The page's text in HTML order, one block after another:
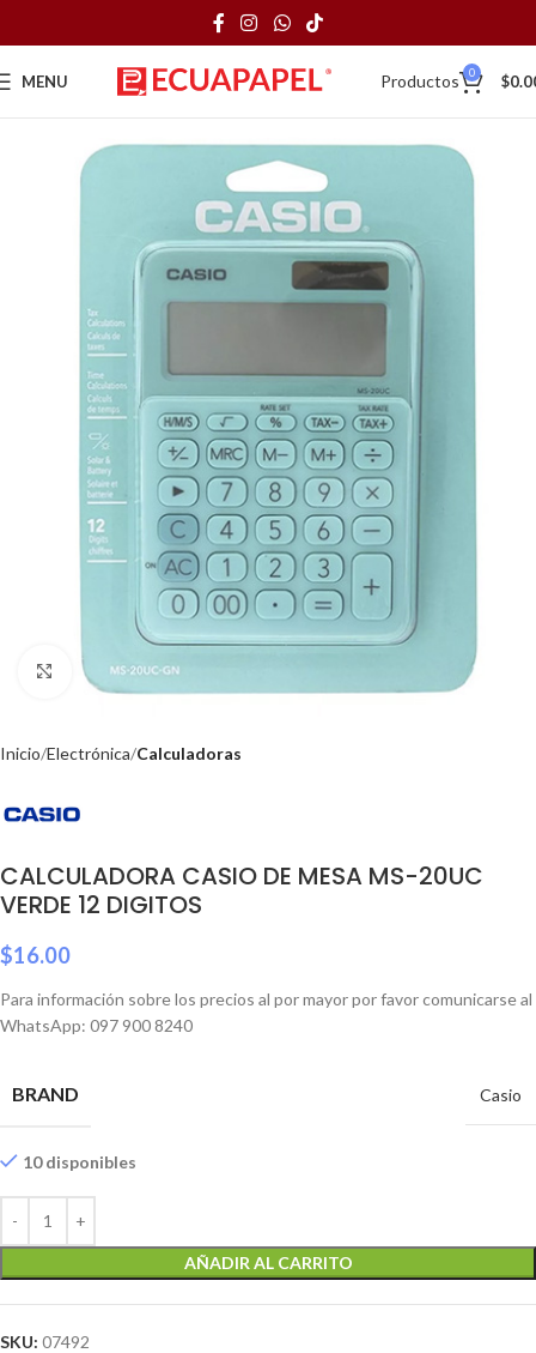
MENU Productos 0 $
Click to enlarge
Inicio Electrónica Calculadoras
CALCULADORA CASIO DE MESA MS-20UC
VERDE 12 DIGITOS
$16.00
Para información sobre los precios al por mayor por favor comunicarse al
WhatsApp: 097 900 8240
BRAND Casio
10 disponibles
AÑADIR AL CARRITO
SKU: 07492